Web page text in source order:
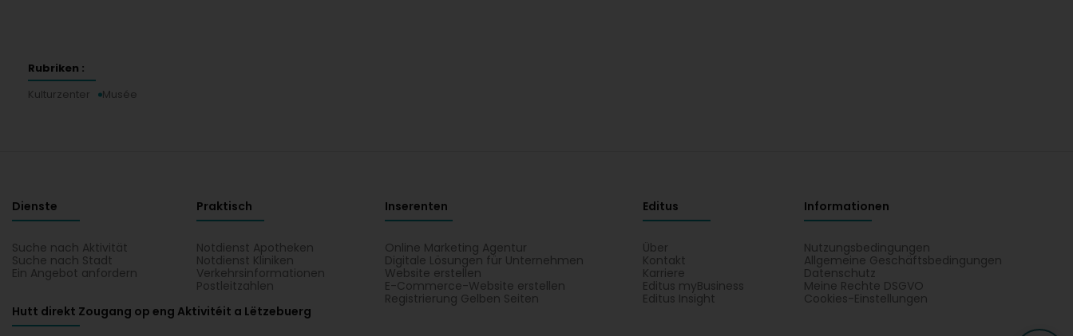
Rubriken :
Kulturzenter
Musée
Dienste
Suche nach Aktivität
Suche nach Stadt
Ein Angebot anfordern
Praktisch
Notdienst Apotheken
Notdienst Kliniken
Verkehrsinformationen
Postleitzahlen
Inserenten
Online Marketing Agentur
Digitale Lösungen für Unternehmen
Website erstellen
E-Commerce-Website erstellen
Registrierung Gelben Seiten
Editus
Über
Kontakt
Karriere
Editus myBusiness
Editus Insight
Informationen
Nutzungsbedingungen
Allgemeine Geschäftsbedingungen
Datenschutz
Meine Rechte DSGVO
Cookies-Einstellungen
Hutt direkt Zougang op eng Aktivitéit a Lëtzebuerg